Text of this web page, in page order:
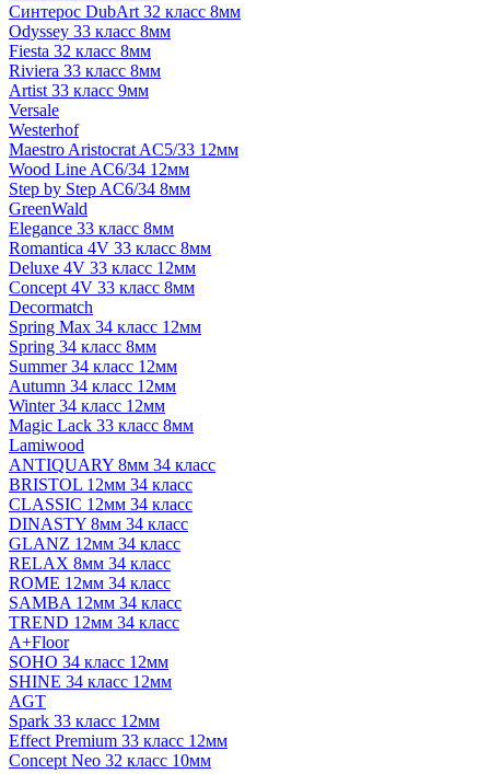
Синтерос DubArt 32 класс 8мм
Odyssey 33 класс 8мм
Fiesta 32 класс 8мм
Riviera 33 класс 8мм
Artist 33 класс 9мм
Versale
Westerhof
Maestro Aristocrat AC5/33 12мм
Wood Line AC6/34 12мм
Step by Step AC6/34 8мм
GreenWald
Elegance 33 класс 8мм
Romantica 4V 33 класс 8мм
Deluxe 4V 33 класс 12мм
Concept 4V 33 класс 8мм
Decormatch
Spring Max 34 класс 12мм
Spring 34 класс 8мм
Summer 34 класс 12мм
Autumn 34 класс 12мм
Winter 34 класс 12мм
Magic Lack 33 класс 8мм
Lamiwood
ANTIQUARY 8мм 34 класс
BRISTOL 12мм 34 класс
CLASSIC 12мм 34 класс
DINASTY 8мм 34 класс
GLANZ 12мм 34 класс
RELAX 8мм 34 класс
ROME 12мм 34 класс
SAMBA 12мм 34 класс
TREND 12мм 34 класс
A+Floor
SOHO 34 класс 12мм
SHINE 34 класс 12мм
AGT
Spark 33 класс 12мм
Effect Premium 33 класс 12мм
Concept Neo 32 класс 10мм